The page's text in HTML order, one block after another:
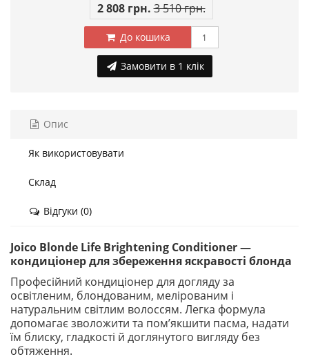
2 808 грн. 3 510 грн.
До кошика
Замовити в 1 клік
Опис
Як використовувати
Склад
Відгуки (0)
Joico Blonde Life Brightening Conditioner —
кондиціонер для збереження яскравості блонда
Професійний кондиціонер для догляду за
освітленим, блондованим, мелірованим і
натуральним світлим волоссям. Легка формула
допомагає зволожити та пом’якшити пасма, надати
їм блиску, гладкості й доглянутого вигляду без
обтяження.